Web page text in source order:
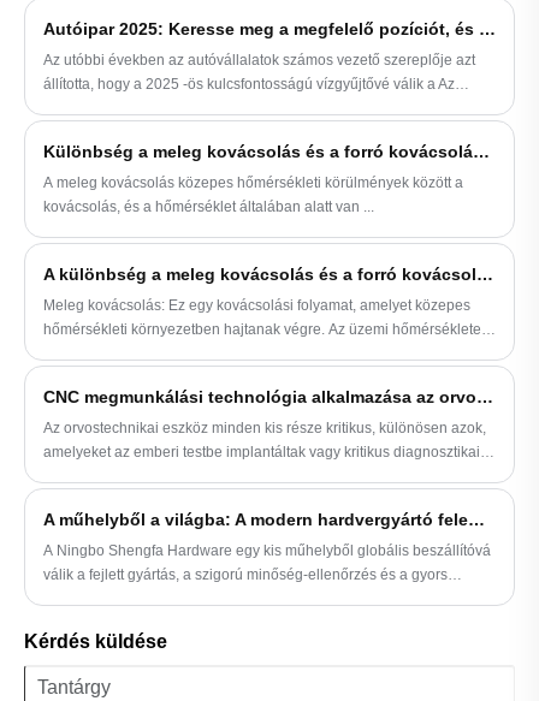
szolgáltatások nyújtása iránt Kínában és a
tengerentúlon. Alumínium CNC
megmunkáló részünk fontos szerepet
játszik az autóiparban, a
mezőgazdaságban, az orvostudományban
kezelésében gazdag tapasztalattal a
SHENGFA bevált stratégiákkal segíti a
rezsicsökkentést, valamint az ár, a
minőség és a szállítás optimalizálását.
Autóipar 2025: Keresse meg a megfelelő pozíciót, és kezdje el az eliminációt
Az utóbbi években az autóvállalatok számos vezető szereplője azt
állította, hogy a 2025 -ös kulcsfontosságú vízgyűjtővé válik a Az
Különbség a meleg kovácsolás és a forró kovácsolás között
A meleg kovácsolás közepes hőmérsékleti körülmények között a
kovácsolás, és a hőmérséklet általában alatt van ...
A különbség a meleg kovácsolás és a forró kovácsolás között
Meleg kovácsolás: Ez egy kovácsolási folyamat, amelyet közepes
hőmérsékleti környezetben hajtanak végre. Az üzemi hőmérsékletet
alacsonyabb.
CNC megmunkálási technológia alkalmazása az orvosi alkatrészek iparában
Az orvostechnikai eszköz minden kis része kritikus, különösen azok,
amelyeket az emberi testbe implantáltak vagy kritikus diagnosztikai
és a CNC megmunkálási technológiája pótolhatatlan szerepet játszik
itt.
A műhelyből a világba: A modern hardvergyártó felemelkedése
A Ningbo Shengfa Hardware egy kis műhelyből globális beszállítóvá
válik a fejlett gyártás, a szigorú minőség-ellenőrzés és a gyors
Kérdés küldése